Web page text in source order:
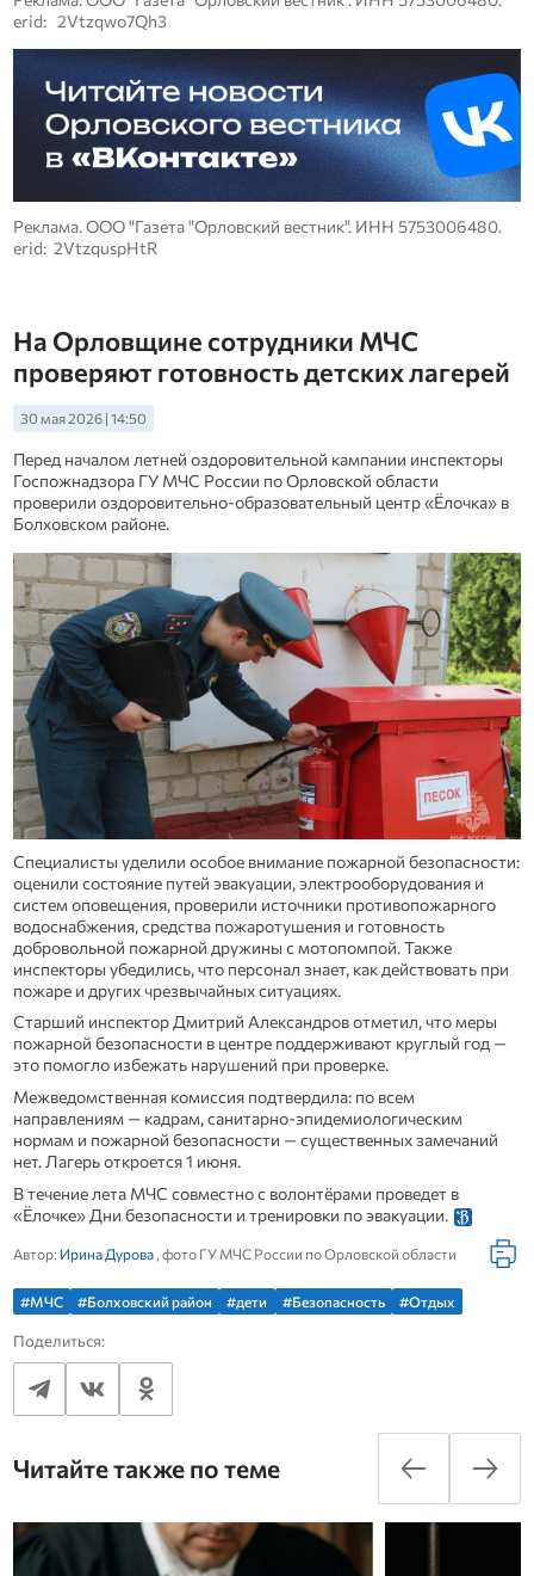
erid: 2Vtzqwo7Qh3
Реклама. ООО "Газета "Орловский вестник". ИНН 5753006480.
erid: 2VtzquspHtR
На Орловщине сотрудники МЧС
проверяют готовность детских лагерей
30 мая 2026 | 14:50
Перед началом летней оздоровительной кампании инспекторы
Госпожнадзора ГУ МЧС России по Орловской области
проверили оздоровительно‑образовательный центр «Ёлочка» в
Болховском районе.
Специалисты уделили особое внимание пожарной безопасности:
оценили состояние путей эвакуации, электрооборудования и
систем оповещения, проверили источники противопожарного
водоснабжения, средства пожаротушения и готовность
добровольной пожарной дружины с мотопомпой. Также
инспекторы убедились, что персонал знает, как действовать при
пожаре и других чрезвычайных ситуациях.
Старший инспектор Дмитрий Александров отметил, что меры
пожарной безопасности в центре поддерживают круглый год —
это помогло избежать нарушений при проверке.
Межведомственная комиссия подтвердила: по всем
направлениям — кадрам, санитарно‑эпидемиологическим
нормам и пожарной безопасности — существенных замечаний
нет. Лагерь откроется 1 июня.
В течение лета МЧС совместно с волонтёрами проведет в
«Ёлочке» Дни безопасности и тренировки по эвакуации.
Автор: Ирина Дурова, фото ГУ МЧС России по Орловской области
#МЧС #Болховский район #дети #Безопасность #Отдых
Поделиться:
Читайте также по теме